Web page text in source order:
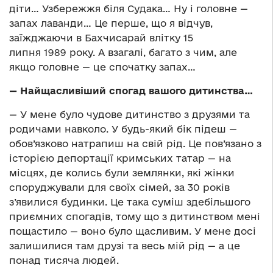
діти… Узбережжя біля Судака… Ну і головне —
запах лаванди… Це перше, що я відчув,
заїжджаючи в Бахчисарай влітку 15
липня 1989 року. А взагалі, багато з чим, але
якщо головне — це спочатку запах…
— Найщасливіший спогад вашого дитинства…
— У мене було чудове дитинство з друзями та
родичами навколо. У будь-який бік підеш —
обов’язково натрапиш на свій рід. Це пов’язано з
історією депортації кримських татар — на
місцях, де колись були землянки, які жінки
споруджували для своїх сімей, за 30 років
з’явилися будинки. Це така суміш здебільшого
приємних спогадів, тому що з дитинством мені
пощастило — воно було щасливим. У мене досі
залишилися там друзі та весь мій рід — а це
понад тисяча людей.